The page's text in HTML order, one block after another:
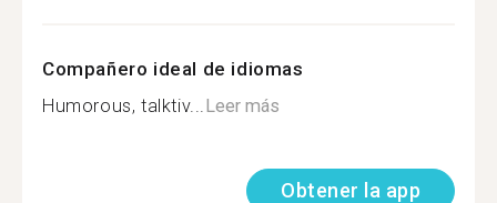
Compañero ideal de idiomas
Humorous, talktiv...Leer más
Obtener la app